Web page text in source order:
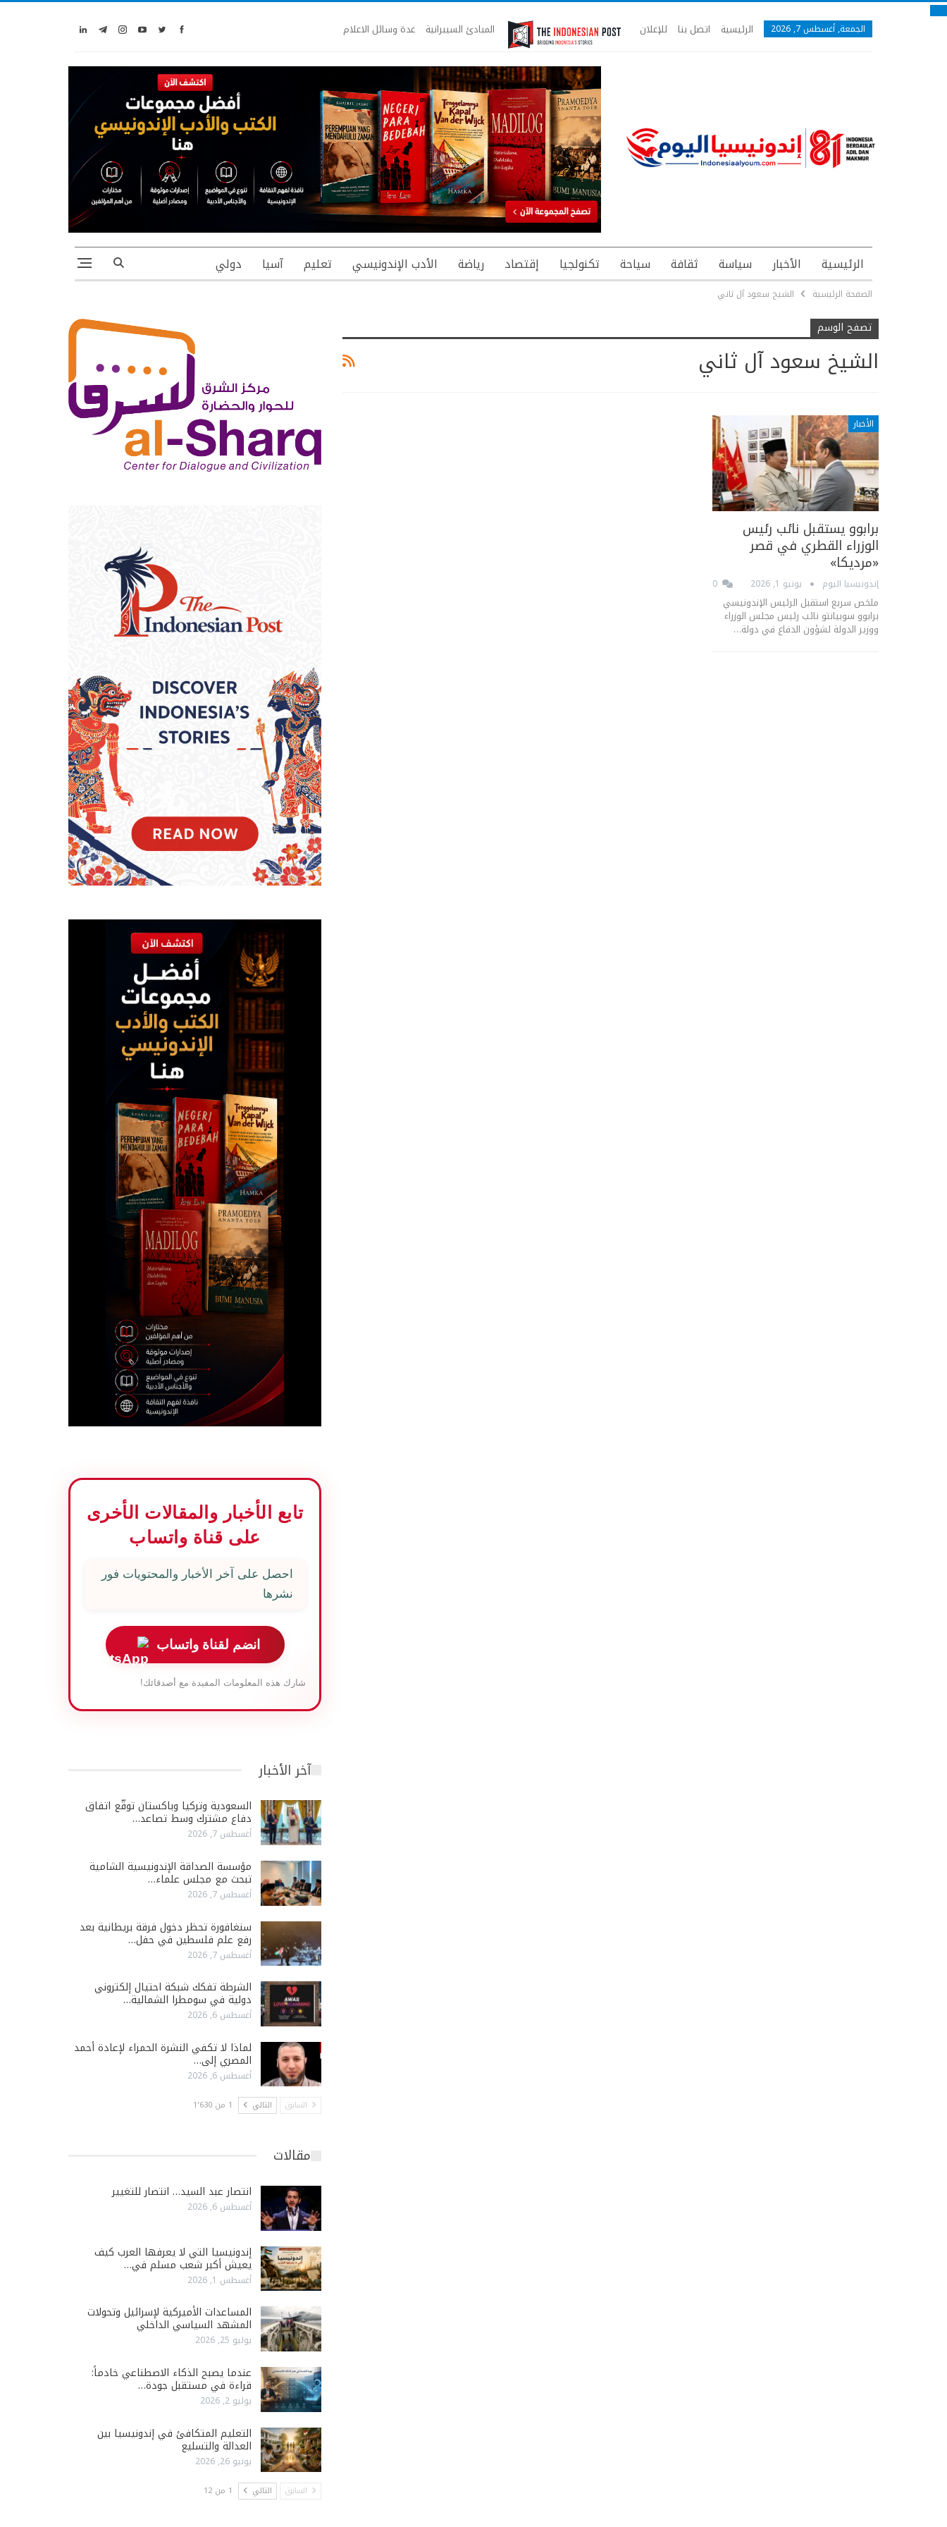
الجمعة, أغسطس 7, 2026 الرئيسية اتصل بنا للإعلان المبادئ السيبرانية عدة وسائل الاعلام
الرئيسية الأخبار سياسة ثقافة سياحة تكنولجيا إقتصاد رياضة الأدب الإندونيسي تعليم آسيا دولي
الصفحة الرئيسية الشيخ سعود آل ثاني
تصفح الوسم
الشيخ سعود آل ثاني
الأخبار
برابوو يستقبل نائب رئيس
الوزراء القطري في قصر
«مرديكا»
إندونيسيا اليوم يونيو 1, 2026
ملخص سريع استقبل الرئيس الإندونيسي
برابوو سوبيانتو نائب رئيس مجلس الوزراء
ووزير الدولة لشؤون الدفاع في دولة…
تابع الأخبار والمقالات الأخرى
على قناة واتساب
احصل على آخر الأخبار والمحتويات فور
نشرها
انضم لقناة واتساب
شارك هذه المعلومات المفيدة مع أصدقائك!
آخر الأخبار
السعودية وتركيا وباكستان توقّع اتفاق
دفاع مشترك وسط تصاعد…
أغسطس 7, 2026
مؤسسة الصداقة الإندونيسية الشامية
تبحث مع مجلس علماء…
أغسطس 7, 2026
سنغافورة تحظر دخول فرقة بريطانية بعد
رفع علم فلسطين في حفل…
أغسطس 7, 2026
الشرطة تفكك شبكة احتيال إلكتروني
دولية في سومطرا الشمالية…
أغسطس 6, 2026
لماذا لا تكفي النشرة الحمراء لإعادة أحمد
المصري إلى…
أغسطس 6, 2026
السابق التالي 1 من 1٬630
مقالات
انتصار عبد السيد… انتصار للتغيير
أغسطس 6, 2026
إندونيسيا التي لا يعرفها العرب كيف
يعيش أكبر شعب مسلم في…
أغسطس 1, 2026
المساعدات الأميركية لإسرائيل وتحولات
المشهد السياسي الداخلي
يوليو 25, 2026
عندما يصبح الذكاء الاصطناعي خادماً:
قراءة في مستقبل جودة…
يوليو 2, 2026
التعليم المتكافئ في إندونيسيا بين
العدالة والتسليع
يونيو 26, 2026
السابق التالي 1 من 12